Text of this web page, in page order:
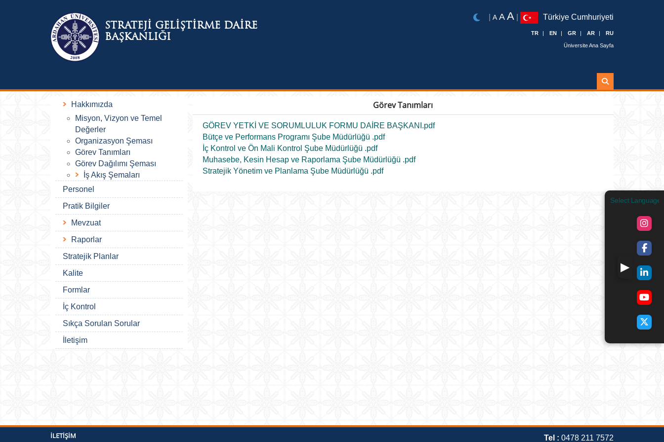
STRATEJİ GELİŞTİRME DAİRE
BAŞKANLIĞI
A A A Türkiye Cumhuriyeti
TR EN GR AR RU
Üniversite Ana Sayfa
Hakkımızda
Misyon, Vizyon ve Temel
Değerler
Organizasyon Şeması
Görev Tanımları
Görev Dağılımı Şeması
İş Akış Şemaları
Personel
Pratik Bilgiler
Mevzuat
Raporlar
Stratejik Planlar
Kalite
Formlar
İç Kontrol
Sıkça Sorulan Sorular
İletişim
Görev Tanımları
GÖREV YETKİ VE SORUMLULUK FORMU DAİRE BAŞKANI.pdf
Bütçe ve Performans Programı Şube Müdürlüğü .pdf
İç Kontrol ve Ön Mali Kontrol Şube Müdürlüğü .pdf
Muhasebe, Kesin Hesap ve Raporlama Şube Müdürlüğü .pdf
Stratejik Yönetim ve Planlama Şube Müdürlüğü .pdf
Select Language
İLETIŞIM Tel : 0478 211 7572